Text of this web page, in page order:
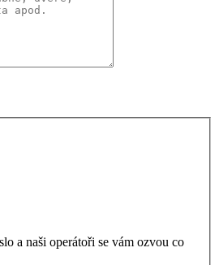
a naši operátoři se vám ozvou co